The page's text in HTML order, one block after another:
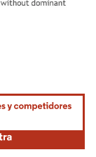
CC BY 4.0.